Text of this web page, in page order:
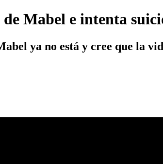
Mabel e intenta
ya no está y cree que la